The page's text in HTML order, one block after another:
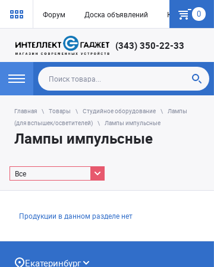
Форум Доска объявлений Как купить
0
(343) 350-22-33
Главная Товары Студийное оборудование
Лампы
(для вспышек/осветителей)
Лампы импульсные
Лампы импульсные
Все
Продукции в данном разделе нет
Екатеринбург